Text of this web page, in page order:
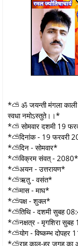
*⛅ ॐ जयन्ती मंगला काली
स्वधा नमोऽस्तुते।।*
*⛅ सोमवार दशमी 19
*⛅दिनांक - 19 फरवरी
*⛅दिन - सोमवार*
*⛅विक्रम संवत् - 2080*
*⛅अयन - उत्तरायण*
*⛅ऋतु - वसंत*
*⛅मास - माघ*
*⛅पक्ष - शुक्ल*
*⛅तिथि - दशमी सुबह
*⛅नक्षत्र - मृगशिरा
*⛅योग - विष्कम्भ दोपहर
*⛅राहु काल-हर जगह